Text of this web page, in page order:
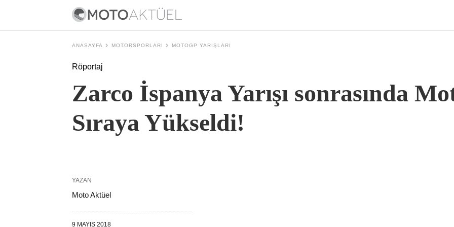
ANASAYFA MOTORSPORLARI MOTOGP YARIŞLARI
Röportaj
Zarco İspanya Yarışı sonrasında
Sıraya Yükseldi!
YAZAN
Moto Aktüel
9 MAYIS 2018